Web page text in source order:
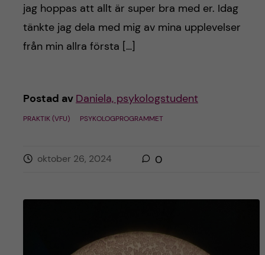
jag hoppas att allt är super bra med er. Idag
tänkte jag dela med mig av mina upplevelser
från min allra första […]
Postad av Daniela, psykologstudent
PRAKTIK (VFU) PSYKOLOGPROGRAMMET
oktober 26, 2024 0